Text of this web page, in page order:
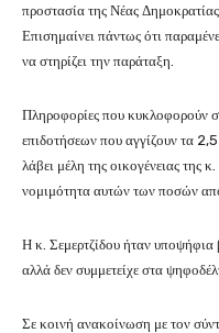
προστασία της Νέας
Επισημαίνει πάντως ότι
να στηρίζει την παράταξη.
Πληροφορίες που κυκλοφορούν
επιδοτήσεων που αγγίζουν τα
λάβει μέλη της οικογένειας της
νομιμότητα αυτών των ποσών
Η κ. Σεμερτζίδου ήταν
αλλά δεν συμμετείχε στα
Σε κοινή ανακοίνωση με τον